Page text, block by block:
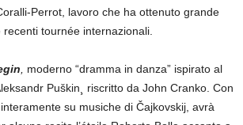
Perrot, lavoro che ha ottenuto grande
tournée internazionali.
moderno “dramma in danza” ispirato al
Puškin¸ riscritto da John Cranko. Con
su musiche di Čajkovskij, avrà